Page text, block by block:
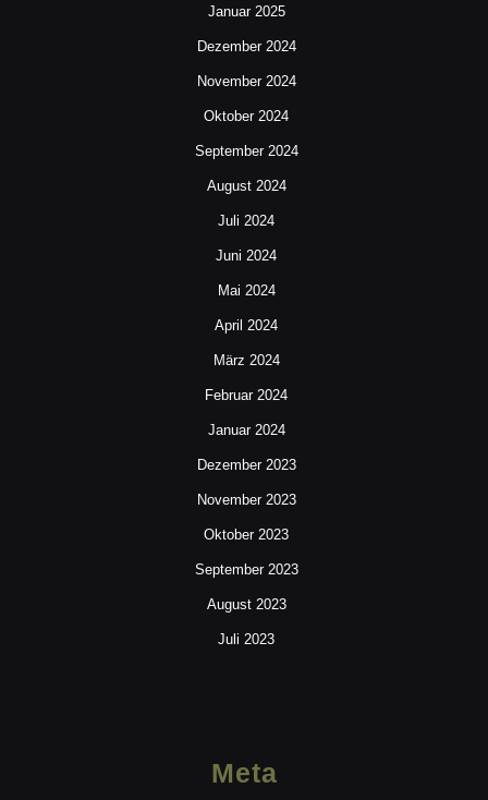
Januar 2025
Dezember 2024
November 2024
Oktober 2024
September 2024
August 2024
Juli 2024
Juni 2024
Mai 2024
April 2024
März 2024
Februar 2024
Januar 2024
Dezember 2023
November 2023
Oktober 2023
September 2023
August 2023
Juli 2023
Meta